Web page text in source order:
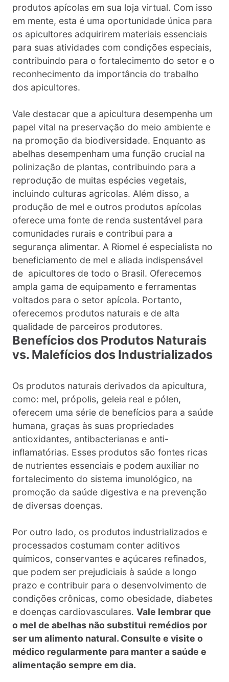
produtos apícolas em sua loja virtual. Com isso
em mente, esta é uma oportunidade única para
os apicultores adquirirem materiais essenciais
para suas atividades com condições especiais,
contribuindo para o fortalecimento do setor e o
reconhecimento da importância do trabalho
dos apicultores.
Vale destacar que a apicultura desempenha um
papel vital na preservação do meio ambiente e
na promoção da biodiversidade. Enquanto as
abelhas desempenham uma função crucial na
polinização de plantas, contribuindo para a
reprodução de muitas espécies vegetais,
incluindo culturas agrícolas. Além disso, a
produção de mel e outros produtos apícolas
oferece uma fonte de renda sustentável para
comunidades rurais e contribui para a
segurança alimentar. A Riomel é especialista no
beneficiamento de mel e aliada indispensável
de apicultores de todo o Brasil. Oferecemos
ampla gama de equipamento e ferramentas
voltados para o setor apícola. Portanto,
oferecemos produtos naturais e de alta
qualidade de parceiros produtores.
Benefícios dos Produtos Naturais
vs. Malefícios dos Industrializados
Os produtos naturais derivados da apicultura,
como: mel, própolis, geleia real e pólen,
oferecem uma série de benefícios para a saúde
humana, graças às suas propriedades
antioxidantes, antibacterianas e anti-
inflamatórias. Esses produtos são fontes ricas
de nutrientes essenciais e podem auxiliar no
fortalecimento do sistema imunológico, na
promoção da saúde digestiva e na prevenção
de diversas doenças.
Por outro lado, os produtos industrializados e
processados costumam conter aditivos
químicos, conservantes e açúcares refinados,
que podem ser prejudiciais à saúde a longo
prazo e contribuir para o desenvolvimento de
condições crônicas, como obesidade, diabetes
e doenças cardiovasculares. Vale lembrar que
o mel de abelhas não substitui remédios por
ser um alimento natural. Consulte e visite o
médico regularmente para manter a saúde e
alimentação sempre em dia.